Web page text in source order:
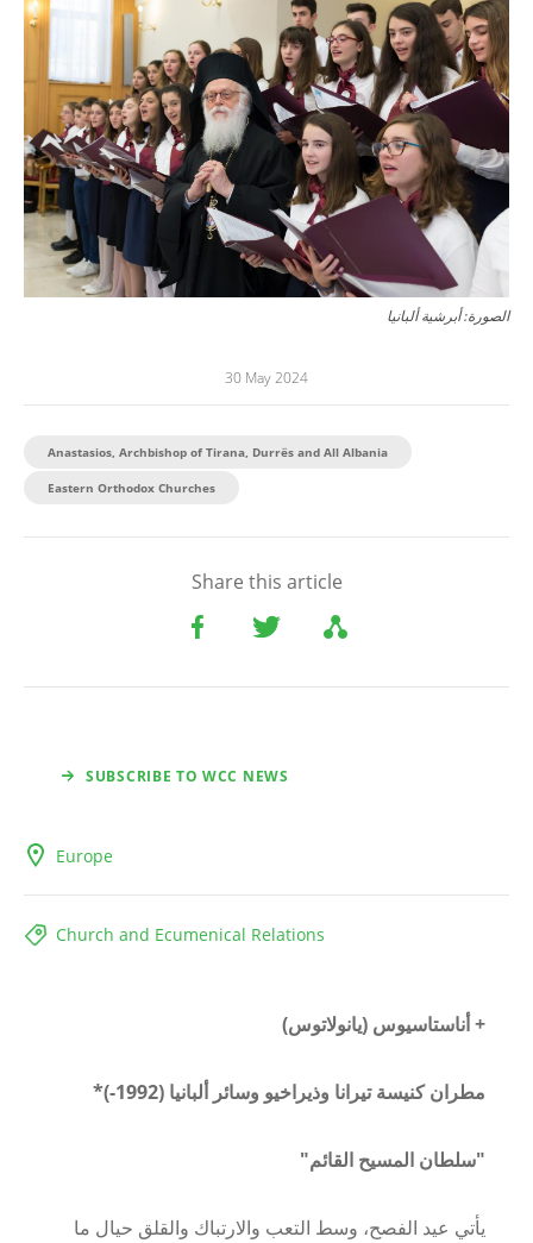
الصورة: أبرشية ألبانيا
30 May 2024
Anastasios, Archbishop of Tirana, Durrës and All Albania
Eastern Orthodox Churches
Share this article
SUBSCRIBE TO WCC NEWS
Europe
Church and Ecumenical Relations
+أناستاسيوس (يانولاتوس)
مطران كنيسة تيرانا وذيراخيو وسائر ألبانيا (1992
-)*
"سلطان المسيح القائم"
يأتي عيد الفصح، وسط التعب والارتباك والقلق حيال ما